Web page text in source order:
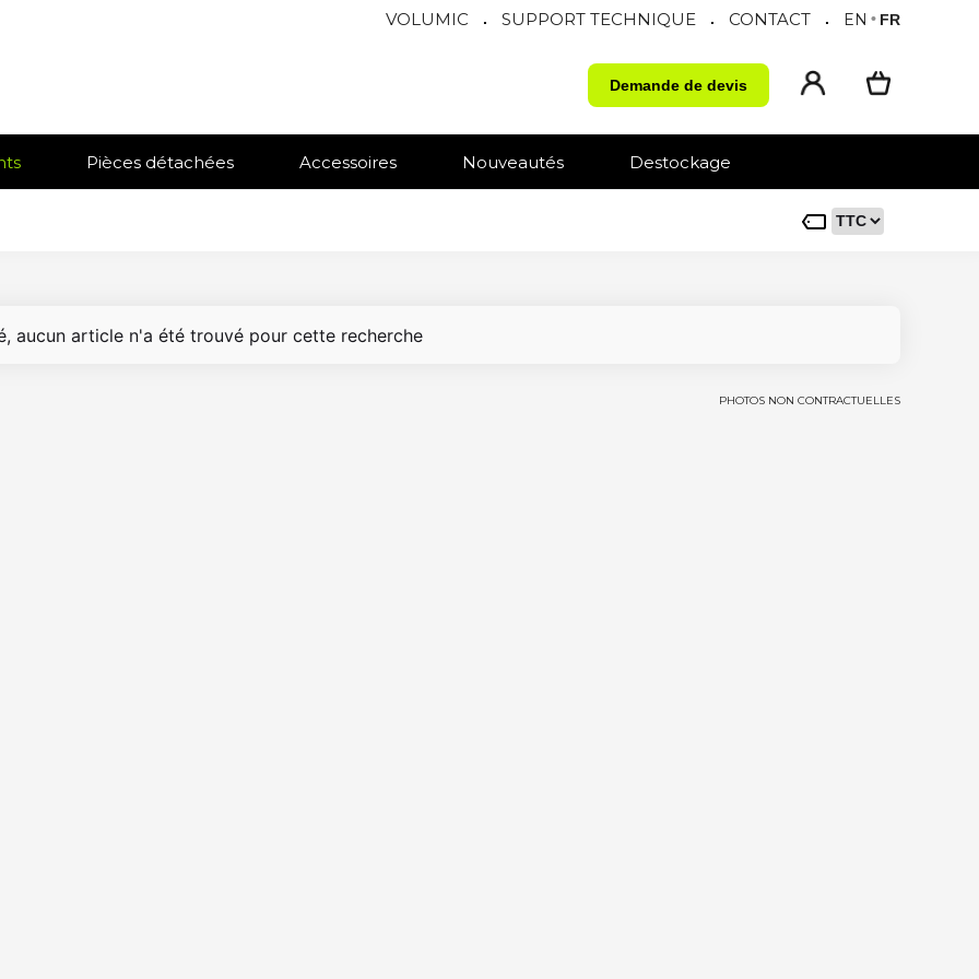
VOLUMIC . SUPPORT TECHNIQUE . CONTACT . EN • FR
Demande de devis
Pièces détachées Accessoires Nouveautés Destockage
aucun article n'a été trouvé pour cette recherche
PHOTOS NON CONTRACTUELLES